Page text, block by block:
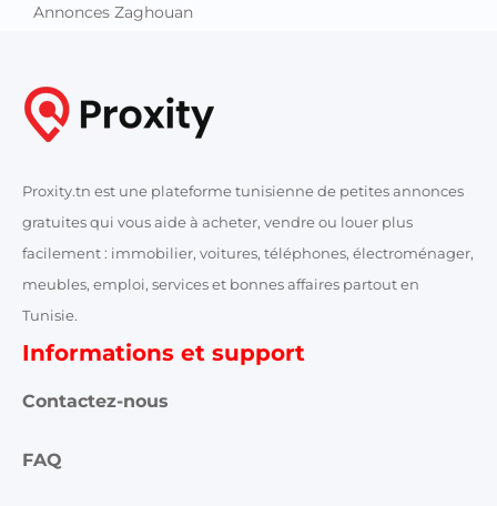
Annonces Zaghouan
Proxity.tn est une plateforme tunisienne de petites annonces
gratuites qui vous aide à acheter, vendre ou louer plus
facilement : immobilier, voitures, téléphones, électroménager,
meubles, emploi, services et bonnes affaires partout en
Tunisie.
Informations et support
Contactez-nous
FAQ